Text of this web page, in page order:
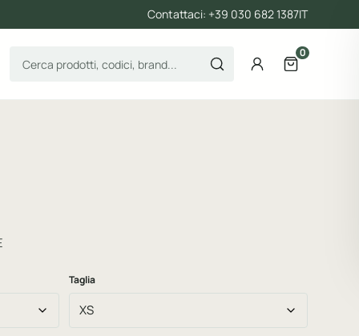
Contattaci: +39 030 682 1387IT
Cerca prodotti AccountApri il
0
Taglia